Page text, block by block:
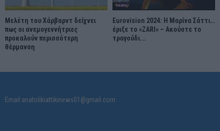
Μελέτη του Χάρβαρντ δείχνει
πως οι ανεμογεννήτριες
προκαλούν περισσότερη
θέρμανση
Eurovision 2024: Η Μαρίνα Σάττι…
έριξε το «ZARI» – Ακούστε το
τραγούδι...
Email:anatolikiattikinews01@gmail.com